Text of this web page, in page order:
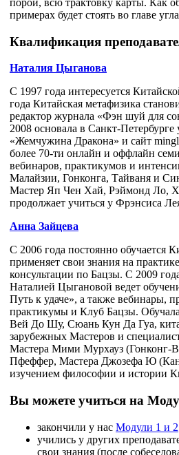
порой, всю трактовку карты. Как
примерах будет стоять во главе
Квалификация
Наталия Цыганова
С 1997 года интересуется
года Китайская метафизика
редактор журнала «Фэн шуй для
2008 основала в Санкт-
«Жемчужина Дракона» и сайт
более 70-ти онлайн и оффлайн
вебинаров, практикумов и
Малайзии, Гонконга, Тайваня и
Мастер Яп Чен Хай, Рэймонд Ло,
продолжает учиться у Фрэнсиса
Анна Зайцева
С 2006 года постоянно обучается
применяет свои знания на
консультации по Бацзы. С 2009
Наталией Цыгановой ведет
Путь к удаче», а также вебинары,
практикумы и Клуб Бацзы.
Вей До Шу, Сюань Кун Да Гуа,
зарубежных Мастеров и
Мастера Мими Мурхауз (Гонконг-
Пфеффер, Мастера Джозефа Ю
изучением философии и истории
Вы можете учиться на
закончили у нас Модули 1 и 2
учились у других
свои знания (после